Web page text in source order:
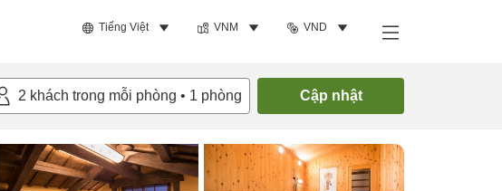
Tiếng Việt VNM VND
2 khách trong mỗi phòng • 1 phòng Cập nhật
Tìm phòng trống